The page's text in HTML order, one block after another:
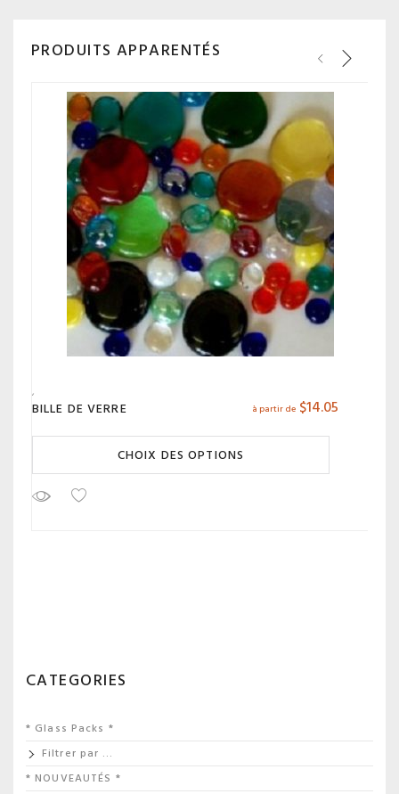
PRODUITS APPARENTÉS
BILLE DE VERRE à partir de $14.05
CHOIX DES OPTIONS
CATEGORIES
* Glass Packs *
Filtrer par …
* NOUVEAUTÉS *